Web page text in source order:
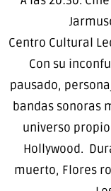
Centro Cultural
Con su
pausado,
bandas sonoras
universo
Hollywood.
muerto, Flores